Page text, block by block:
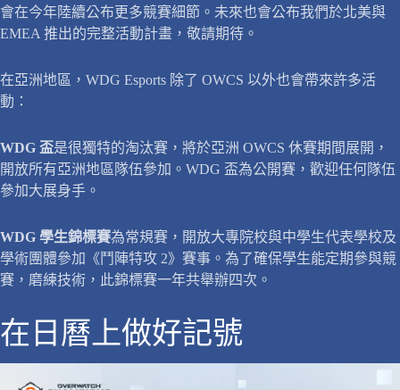
會在今年陸續公布更多競賽細節。未來也會公布我們於北美與
EMEA 推出的完整活動計畫，敬請期待。
在亞洲地區，WDG Esports 除了 OWCS 以外也會帶來許多活
動：
WDG 盃是很獨特的淘汰賽，將於亞洲 OWCS 休賽期間展開，
開放所有亞洲地區隊伍參加。WDG 盃為公開賽，歡迎任何隊伍
參加大展身手。
WDG 學生錦標賽為常規賽，開放大專院校與中學生代表學校及
學術團體參加《鬥陣特攻 2》賽事。為了確保學生能定期參與競
賽，磨練技術，此錦標賽一年共舉辦四次。
在日曆上做好記號